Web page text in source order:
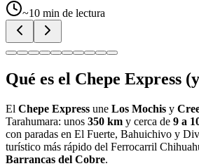
~10 min de lectura
Qué es el Chepe Express
El Chepe Express une Los Mochis y
Tarahumara: unos 350 km y cerca de 9 a
con paradas en El Fuerte, Bahuichivo y
turístico más rápido del Ferrocarril
Barrancas del Cobre.